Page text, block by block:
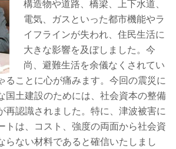
構造物や道路、橋梁、上下水道、
電気、ガスといった都市機能やラ
イフラインが失われ、住民生活に
大きな影響を及ぼしました。今
尚、避難生活を余儀なくされてい
ることに心が痛みます。今回の震災に
国土建設のためには、社会資本の整備
再認識されました。特に、津波被害に
トは、コスト、強度の両面から社会資
らない材料であると確信いたしまし